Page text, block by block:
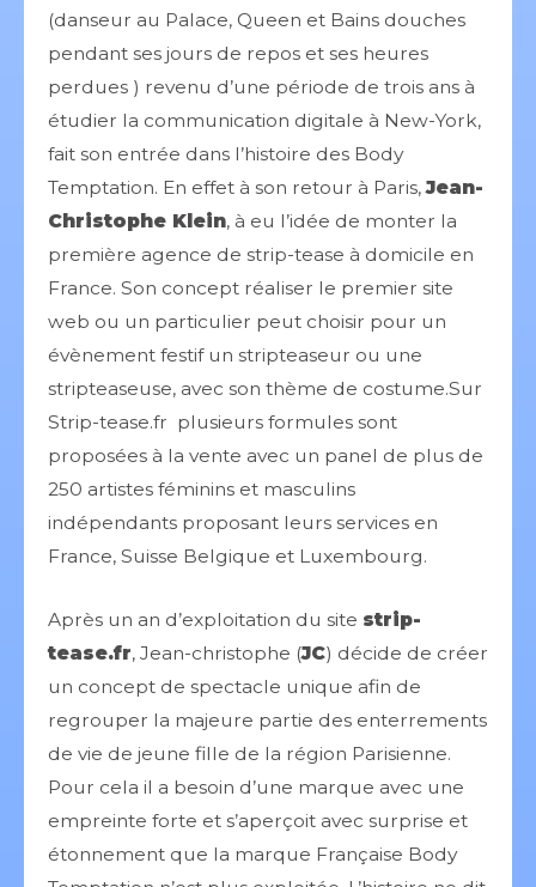
(danseur au Palace, Queen et Bains douches
pendant ses jours de repos et ses heures
perdues ) revenu d’une période de trois ans à
étudier la communication digitale à New-York,
fait son entrée dans l’histoire des Body
Temptation. En effet à son retour à Paris,Jean-
Christophe Klein, à eu l’idée de monter la
première agence de strip-tease à domicile en
France. Son concept réaliser le premier site
web ou un particulier peut choisir pour un
évènement festif un stripteaseur ou une
stripteaseuse, avec son thème de costume.Sur
Strip-tease.fr plusieurs formules sont
proposées à la vente avec un panel de plus de
250 artistes féminins et masculins
indépendants proposant leurs services en
France, Suisse Belgique et Luxembourg.
Après un an d’exploitation du site strip-
tease.fr, Jean-christophe (JC) décide de créer
un concept de spectacle unique afin de
regrouper la majeure partie des enterrements
de vie de jeune fille de la région Parisienne.
Pour cela il a besoin d’une marque avec une
empreinte forte et s’aperçoit avec surprise et
étonnement que la marque Française Body